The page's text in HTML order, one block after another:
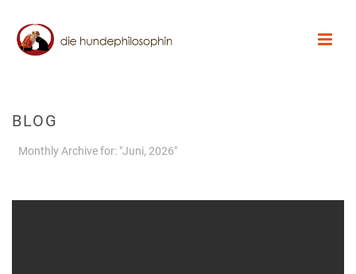
BLOG
Monthly Archive for: "Juni, 2026"